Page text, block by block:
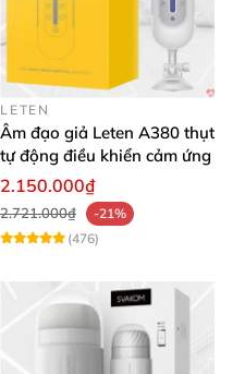
LETEN
Âm đạo giả Leten A380 thụt
tự động điều khiển cảm ứng
2.150.000₫
2.721.000₫
-21%
(476)